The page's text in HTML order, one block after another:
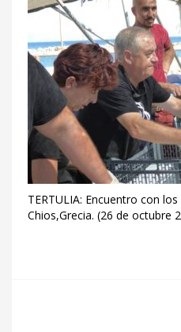
TERTULIA: Encuentro con
Chios,Grecia. (26 de octubre